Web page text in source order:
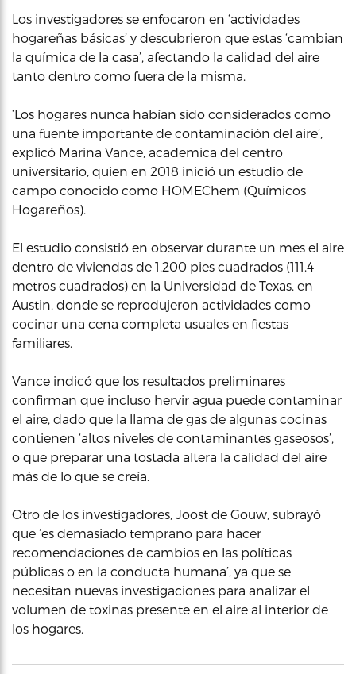
Los investigadores se enfocaron en ‘actividades
hogareñas básicas’ y descubrieron que estas ‘cambian
la química de la casa’, afectando la calidad del aire
tanto dentro como fuera de la misma.
‘Los hogares nunca habían sido considerados como
una fuente importante de contaminación del aire’,
explicó Marina Vance, academica del centro
universitario, quien en 2018 inició un estudio de
campo conocido como HOMEChem (Químicos
Hogareños).
El estudio consistió en observar durante un mes el aire
dentro de viviendas de 1,200 pies cuadrados (111.4
metros cuadrados) en la Universidad de Texas, en
Austin, donde se reprodujeron actividades como
cocinar una cena completa usuales en fiestas
familiares.
Vance indicó que los resultados preliminares
confirman que incluso hervir agua puede contaminar
el aire, dado que la llama de gas de algunas cocinas
contienen ‘altos niveles de contaminantes gaseosos’,
o que preparar una tostada altera la calidad del aire
más de lo que se creía.
Otro de los investigadores, Joost de Gouw, subrayó
que ‘es demasiado temprano para hacer
recomendaciones de cambios en las políticas
públicas o en la conducta humana’, ya que se
necesitan nuevas investigaciones para analizar el
volumen de toxinas presente en el aire al interior de
los hogares.